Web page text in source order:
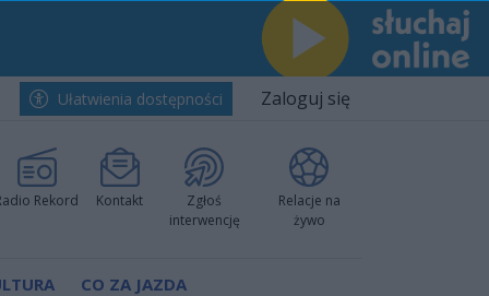
Ułatwienia dostępności Zaloguj się
Rekord Kontakt
Zgłoś
interwencję
Relacje na
żywo
CO ZA JAZDA